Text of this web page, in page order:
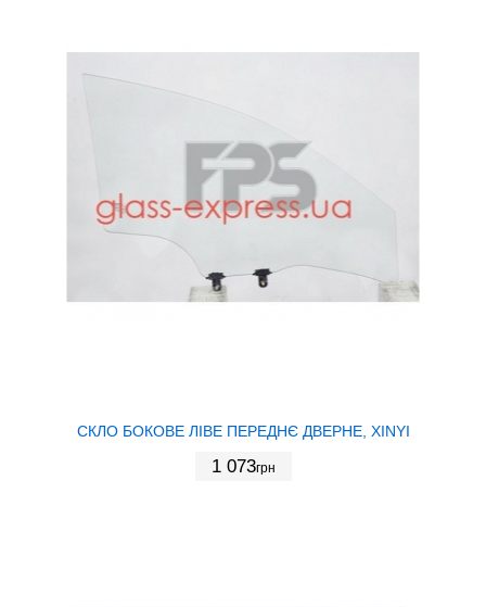
СКЛО БОКОВЕ ЛІВЕ ПЕРЕДНЄ ДВЕРНЕ, XINYI
1 073грн